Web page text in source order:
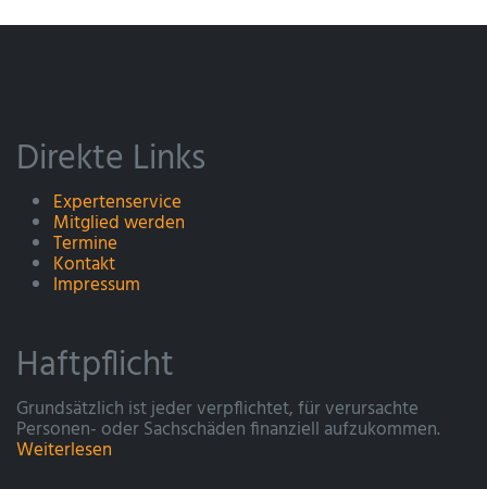
Direkte Links
Expertenservice
Mitglied werden
Termine
Kontakt
Impressum
Haftpflicht
Grundsätzlich ist jeder verpflichtet, für verursachte
Personen- oder Sachschäden finanziell aufzukommen.
Weiterlesen